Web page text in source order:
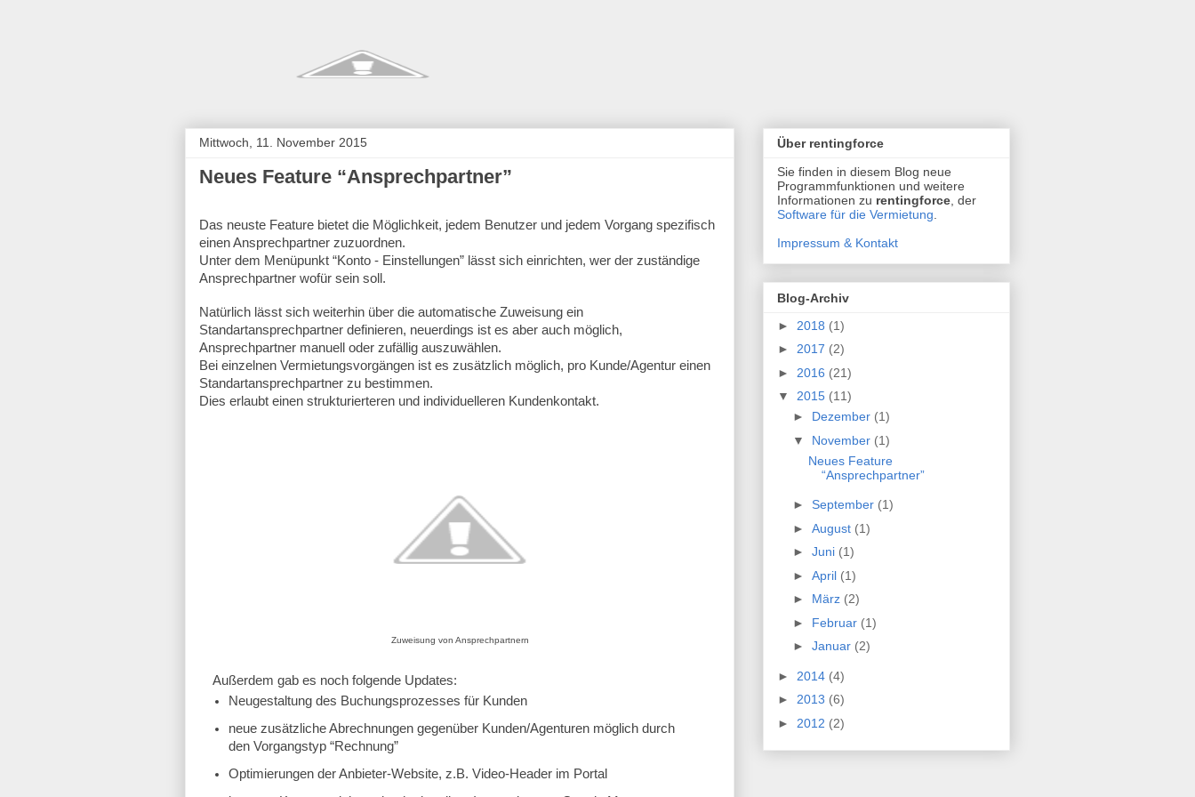
Mittwoch, 11. November 2015
Neues Feature “Ansprechpartner”
Das neuste Feature bietet die Möglichkeit, jedem Benutzer und jedem Vorgang spezifisch
einen Ansprechpartner zuzuordnen.
Unter dem Menüpunkt “Konto - Einstellungen” lässt sich einrichten, wer der zuständige
Ansprechpartner wofür sein soll.
Natürlich lässt sich weiterhin über die automatische Zuweisung ein
Standartansprechpartner definieren, neuerdings ist es aber auch möglich,
Ansprechpartner manuell oder zufällig auszuwählen.
Bei einzelnen Vermietungsvorgängen ist es zusätzlich möglich, pro Kunde/Agentur einen
Standartansprechpartner zu bestimmen.
Dies erlaubt einen strukturierteren und individuelleren Kundenkontakt.
Zuweisung von Ansprechpartnern
Außerdem gab es noch folgende Updates:
Neugestaltung des Buchungsprozesses für Kunden
neue zusätzliche Abrechnungen gegenüber Kunden/Agenturen möglich durch
den Vorgangstyp “Rechnung”
Optimierungen der Anbieter-Website, z.B. Video-Header im Portal
Über rentingforce
Sie finden in diesem Blog neue
Programmfunktionen und weitere
Informationen zu rentingforce, der
Software für die Vermietung.
Impressum & Kontakt
Blog-Archiv
► 2018 (1)
► 2017 (2)
► 2016 (21)
▼ 2015 (11)
► Dezember (1)
▼ November (1)
Neues Feature
“Ansprechpartner”
► September (1)
► August (1)
► Juni (1)
► April (1)
► März (2)
► Februar (1)
► Januar (2)
► 2014 (4)
► 2013 (6)
► 2012 (2)